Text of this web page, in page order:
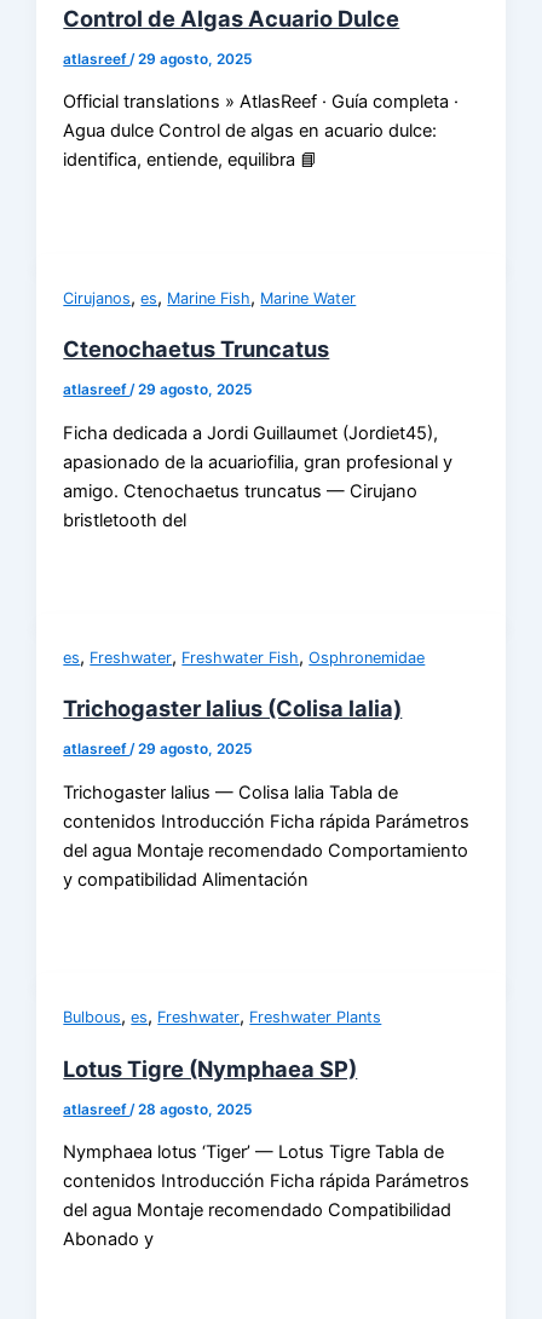
Control de Algas Acuario Dulce
atlasreef /29 agosto, 2025
Official translations » AtlasReef · Guía completa ·
Agua dulce Control de algas en acuario dulce:
identifica, entiende, equilibra 📘
Cirujanos,es, Marine Fish, Marine Water
Ctenochaetus Truncatus
atlasreef/29 agosto, 2025
Ficha dedicada a Jordi Guillaumet (Jordiet45),
apasionado de la acuariofilia, gran profesional y
amigo. Ctenochaetus truncatus — Cirujano
bristletooth del
es, Freshwater, Freshwater Fish,Osphronemidae
Trichogaster lalius (Colisa lalia)
atlasreef/29 agosto, 2025
Trichogaster lalius — Colisa lalia Tabla de
contenidos Introducción Ficha rápida Parámetros
del agua Montaje recomendado Comportamiento
y compatibilidad Alimentación
Bulbous,es, Freshwater, Freshwater Plants
Lotus Tigre (Nymphaea SP)
atlasreef /28 agosto, 2025
Nymphaea lotus ‘Tiger’ — Lotus Tigre Tabla de
contenidos Introducción Ficha rápida Parámetros
del agua Montaje recomendado Compatibilidad
Abonado y